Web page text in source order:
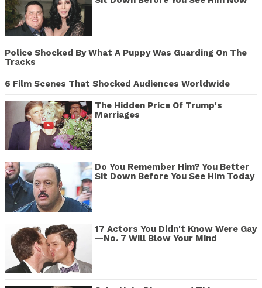
Police Shocked By What A Puppy Was Guarding On The
Tracks
6 Film Scenes That Shocked Audiences Worldwide
The Hidden Price Of Trump's
Marriages
Do You Remember Him? You Better
Sit Down Before You See Him Today
17 Actors You Didn't Know Were Gay
—No. 7 Will Blow Your Mind